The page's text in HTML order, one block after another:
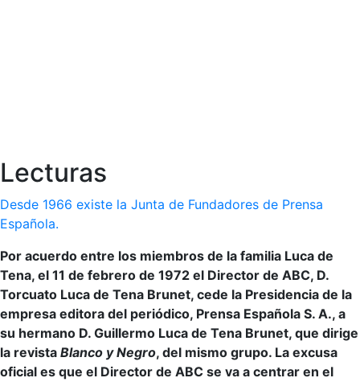
Lecturas
Desde 1966 existe la Junta de Fundadores de Prensa
Española.
Por acuerdo entre los miembros de la familia Luca de
Tena, el 11 de febrero de 1972 el Director de ABC, D.
Torcuato Luca de Tena Brunet, cede la Presidencia de la
empresa editora del periódico, Prensa Española S. A., a
su hermano D. Guillermo Luca de Tena Brunet, que dirige
la revista Blanco y Negro, del mismo grupo. La excusa
oficial es que el Director de ABC se va a centrar en el